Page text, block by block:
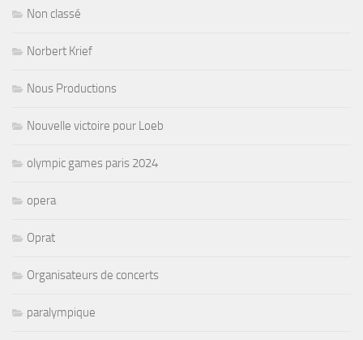
Non classé
Norbert Krief
Nous Productions
Nouvelle victoire pour Loeb
olympic games paris 2024
opera
Oprat
Organisateurs de concerts
paralympique